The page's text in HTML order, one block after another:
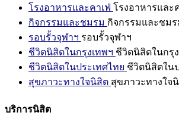
โรงอาหารและคาเฟ่ โรงอาหารและ
กิจกรรมและชมรม กิจกรรมและชมร
รอบรั้วจุฬาฯ รอบรั้วจุฬาฯ
ชีวิตนิสิตในกรุงเทพฯ ชีวิตนิสิตในกรุ
ชีวิตนิสิตในประเทศไทย ชีวิตนิสิตใน
สุขภาวะทางใจนิสิต สุขภาวะทางใจ
บริการนิสิต